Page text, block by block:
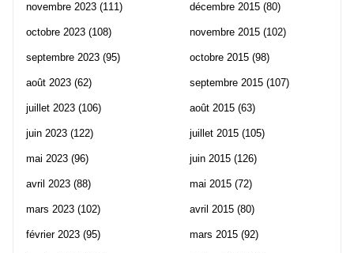
novembre 2023 (111)
octobre 2023 (108)
septembre 2023 (95)
août 2023 (62)
juillet 2023 (106)
juin 2023 (122)
mai 2023 (96)
avril 2023 (88)
mars 2023 (102)
février 2023 (95)
décembre 2015 (80)
novembre 2015 (102)
octobre 2015 (98)
septembre 2015 (107)
août 2015 (63)
juillet 2015 (105)
juin 2015 (126)
mai 2015 (72)
avril 2015 (80)
mars 2015 (92)